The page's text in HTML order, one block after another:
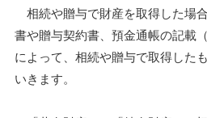
相続や贈与で財産を取得した場
書や贈与契約書、預金通帳の記載
によって、相続や贈与で取得した
いきます。